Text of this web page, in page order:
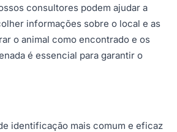
consultores podem ajudar a
informações sobre o local e as
o animal como encontrado e os
é essencial para garantir o
identificação mais comum e eficaz